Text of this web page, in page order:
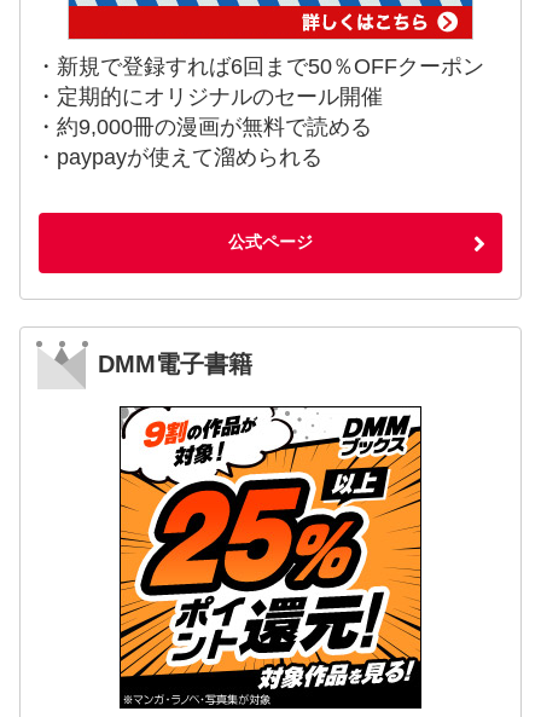
・新規で登録すれば6回まで50％OFFクーポン
・定期的にオリジナルのセール開催
・約9,000冊の漫画が無料で読める
・paypayが使えて溜められる
公式ページ
DMM電子書籍